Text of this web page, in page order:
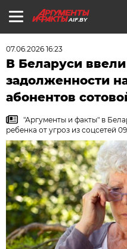
AIF.BY
07.06.2026 16:23
В Беларуси
задолженности
абонентов
"Аргументы и факты" в
ребенка от угроз из соцсетей